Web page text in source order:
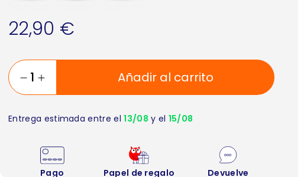
22,90 €
Añadir al carrito
Entrega estimada entre el13/08 y el 15/08
Pago Papel de regalo Devuelve